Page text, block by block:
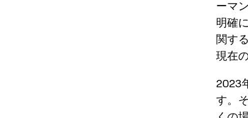
ーマ
明確
関す
現在
2023
す。